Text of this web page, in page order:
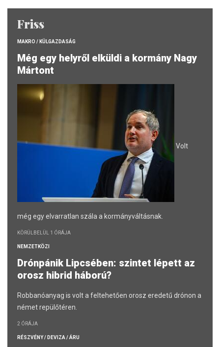
Friss
MAKRO / KÜLGAZDASÁG
Még egy helyről elküldi a kormány Nagy
Mártont
Volt
még egy elvarratlan szála a kormányváltásnak.
KÖRÜLBELÜL 1 ÓRÁJA
NEMZETKÖZI
Drónpánik Lipcsében: szintet lépett az
orosz hibrid háború?
Robbanóanyag is volt a feltehetően orosz eredetű drónon a
német repülőtéren.
2 ÓRÁJA
RÉSZVÉNY / DEVIZA / ÁRU